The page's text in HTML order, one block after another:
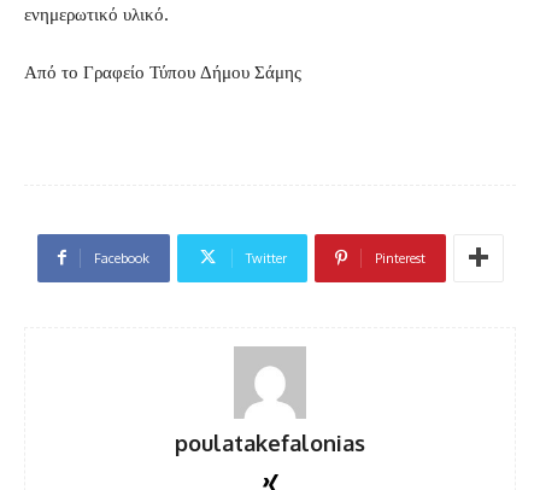
ενημερωτικό υλικό.
Από το Γραφείο Τύπου Δήμου Σάμης
Facebook Twitter Pinterest
poulatakefalonias